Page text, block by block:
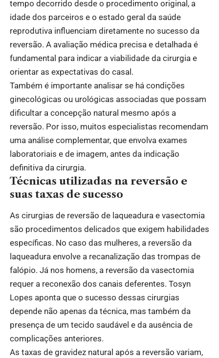
tempo decorrido desde o procedimento original, a
idade dos parceiros e o estado geral da saúde
reprodutiva influenciam diretamente no sucesso da
reversão. A avaliação médica precisa e detalhada é
fundamental para indicar a viabilidade da cirurgia e
orientar as expectativas do casal.
Também é importante analisar se há condições
ginecológicas ou urológicas associadas que possam
dificultar a concepção natural mesmo após a
reversão. Por isso, muitos especialistas recomendam
uma análise complementar, que envolva exames
laboratoriais e de imagem, antes da indicação
definitiva da cirurgia.
Técnicas utilizadas na reversão e
suas taxas de sucesso
As cirurgias de reversão de laqueadura e vasectomia
são procedimentos delicados que exigem habilidades
específicas. No caso das mulheres, a reversão da
laqueadura envolve a recanalização das trompas de
falópio. Já nos homens, a reversão da vasectomia
requer a reconexão dos canais deferentes. Tosyn
Lopes aponta que o sucesso dessas cirurgias
depende não apenas da técnica, mas também da
presença de um tecido saudável e da ausência de
complicações anteriores.
As taxas de gravidez natural após a reversão variam,